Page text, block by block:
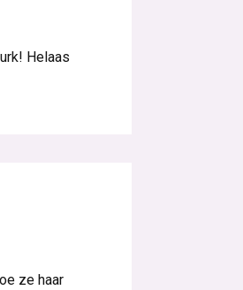
Helaas
ze haar